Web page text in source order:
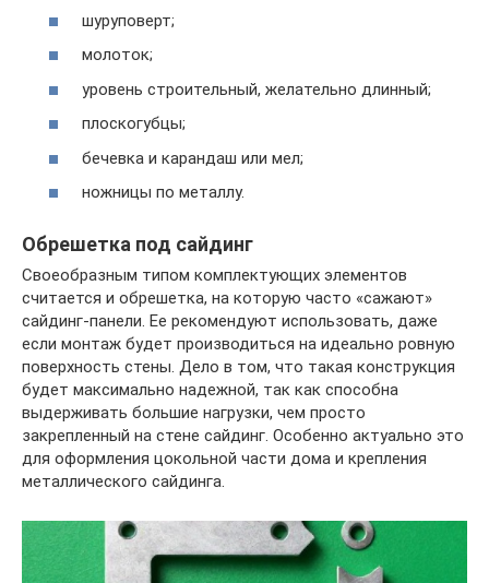
шуруповерт;
молоток;
уровень строительный, желательно длинный;
плоскогубцы;
бечевка и карандаш или мел;
ножницы по металлу.
Обрешетка под сайдинг
Своеобразным типом комплектующих элементов
считается и обрешетка, на которую часто «сажают»
сайдинг-панели. Ее рекомендуют использовать, даже
если монтаж будет производиться на идеально ровную
поверхность стены. Дело в том, что такая конструкция
будет максимально надежной, так как способна
выдерживать большие нагрузки, чем просто
закрепленный на стене сайдинг. Особенно актуально это
для оформления цокольной части дома и крепления
металлического сайдинга.